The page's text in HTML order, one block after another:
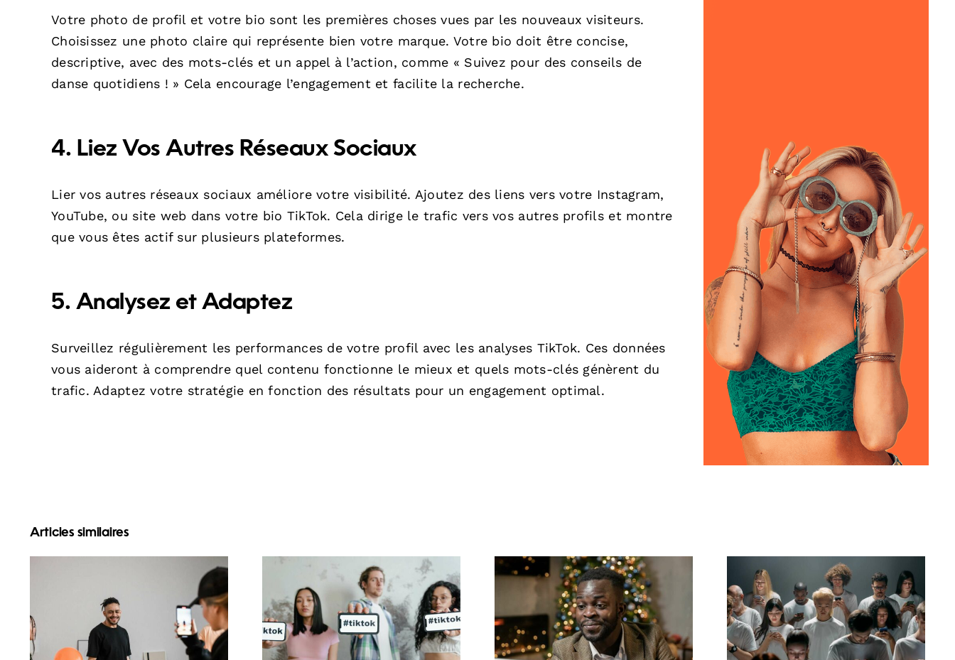
Votre photo de profil et votre bio sont les premières choses vues par les nouveaux visiteurs.
Choisissez une photo claire qui représente bien votre marque. Votre bio doit être concise,
descriptive, avec des mots-clés et un appel à l’action, comme « Suivez pour des conseils de
danse quotidiens ! » Cela encourage l’engagement et facilite la recherche.
4. Liez Vos Autres Réseaux Sociaux
Lier vos autres réseaux sociaux améliore votre visibilité. Ajoutez des liens vers votre Instagram,
YouTube, ou site web dans votre bio TikTok. Cela dirige le trafic vers vos autres profils et montre
que vous êtes actif sur plusieurs plateformes.
5. Analysez et Adaptez
Surveillez régulièrement les performances de votre profil avec les analyses TikTok. Ces données
vous aideront à comprendre quel contenu fonctionne le mieux et quels mots-clés génèrent du
trafic. Adaptez votre stratégie en fonction des résultats pour un engagement optimal.
Articles similaires